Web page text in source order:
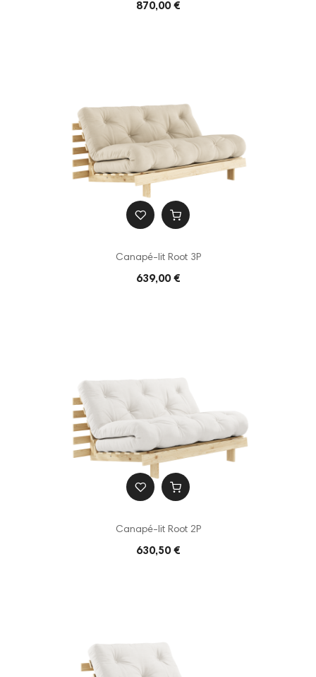
870,00 €
Canapé-lit Root 3P
639,00 €
Canapé-lit Root 2P
630,50 €